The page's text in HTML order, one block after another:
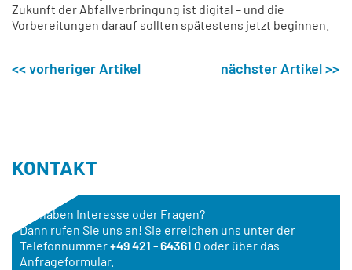
Zukunft der Abfallverbringung ist digital – und die
Vorbereitungen darauf sollten spätestens jetzt beginnen.
<< vorheriger Artikel nächster Artikel >>
KONTAKT
Sie haben Interesse oder Fragen?
Dann rufen Sie uns an! Sie erreichen uns unter der
Telefonnummer+49 421 - 64361 0 oder über das
Anfrageformular.